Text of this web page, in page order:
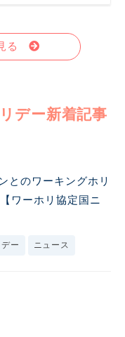
る
デー新着記事
とのワーキングホリ
ワーホリ協定国ニ
ー ニュース